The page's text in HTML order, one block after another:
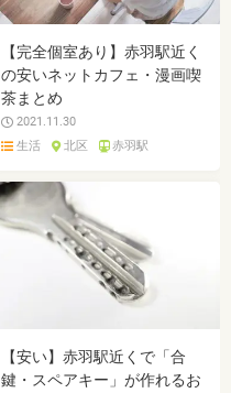
【完全個室あり】赤羽駅近く
の安いネットカフェ・漫画喫
茶まとめ
2021.11.30
生活
北区 赤羽駅
【安い】赤羽駅近くで「合
鍵・スペアキー」が作れるお